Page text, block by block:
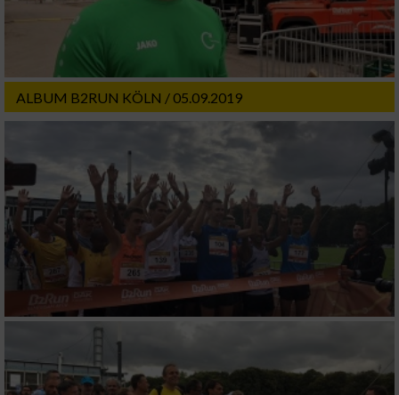
ALBUM B2RUN KÖLN / 05.09.2019